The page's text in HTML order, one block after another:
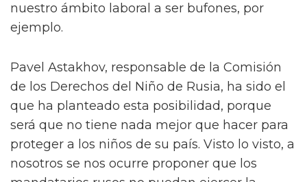
nuestro ámbito laboral a ser bufones, por
ejemplo.
Pavel Astakhov, responsable de la Comisión
de los Derechos del Niño de Rusia, ha sido el
que ha planteado esta posibilidad, porque
será que no tiene nada mejor que hacer para
proteger a los niños de su país. Visto lo visto, a
nosotros se nos ocurre proponer que los